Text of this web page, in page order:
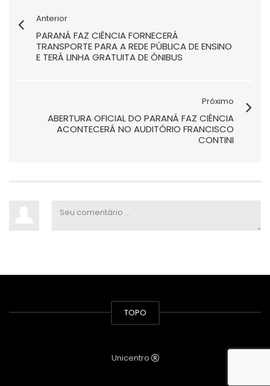
Anterior
PARANÁ FAZ CIÊNCIA FORNECERÁ
TRANSPORTE PARA A REDE PÚBLICA DE ENSINO
E TERÁ LINHA GRATUITA DE ÔNIBUS
Próximo
ABERTURA OFICIAL DO PARANÁ FAZ CIÊNCIA
ACONTECERÁ NO AUDITÓRIO FRANCISCO
CONTINI
TOPO
Unicentro